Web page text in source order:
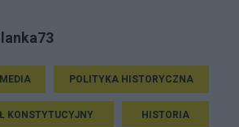
MEDIA POLITYKA HISTORYCZNA
KONSTYTUCYJNY HISTORIA